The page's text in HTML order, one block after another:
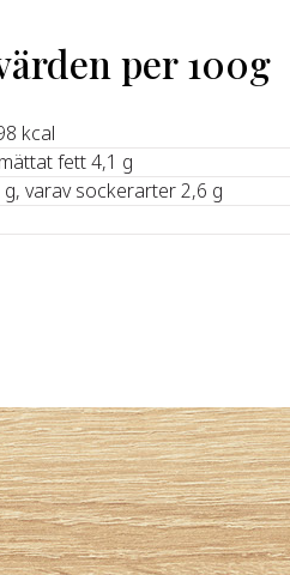
per 100g
kcal
fett 4,1 g
varav sockerarter 2,6 g